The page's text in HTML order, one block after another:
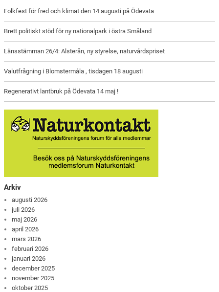
Folkfest för fred och klimat den 14 augusti på Ödevata
Brett politiskt stöd för ny nationalpark i östra Småland
Länsstämman 26/4: Alsterån, ny styrelse, naturvårdspriset
Valutfrågning i Blomstermåla , tisdagen 18 augusti
Regenerativt lantbruk på Ödevata 14 maj !
Arkiv
augusti 2026
juli 2026
maj 2026
april 2026
mars 2026
februari 2026
januari 2026
december 2025
november 2025
oktober 2025